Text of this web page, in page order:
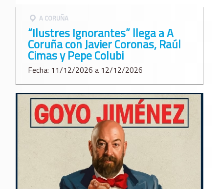
A CORUÑA
“Ilustres Ignorantes” llega a A
Coruña con Javier Coronas, Raúl
Cimas y Pepe Colubi
Fecha: 11/12/2026 a 12/12/2026